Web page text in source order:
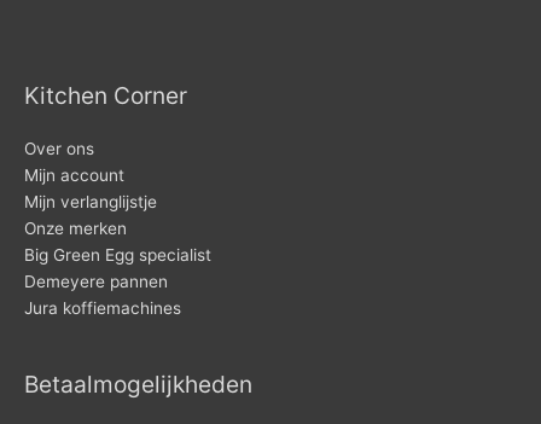
Kitchen Corner
Over ons
Mijn account
Mijn verlanglijstje
Onze merken
Big Green Egg specialist
Demeyere pannen
Jura koffiemachines
Betaalmogelijkheden